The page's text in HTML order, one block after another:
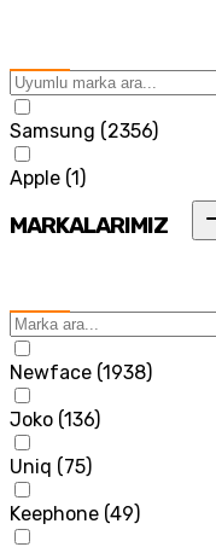
Samsung (2356)
Apple (1)
MARKALARIMIZ
Newface (1938)
Joko (136)
Uniq (75)
Keephone (49)